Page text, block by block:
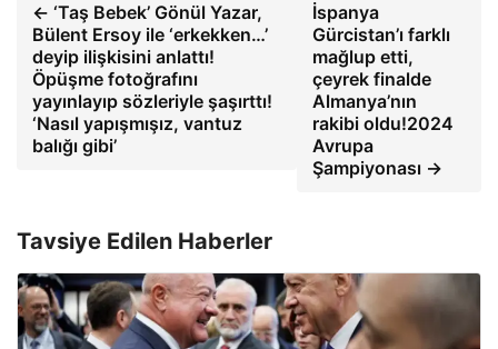
← ‘Taş Bebek’ Gönül Yazar,
Bülent Ersoy ile ‘erkekken…’
deyip ilişkisini anlattı!
Öpüşme fotoğrafını
yayınlayıp sözleriyle şaşırttı!
‘Nasıl yapışmışız, vantuz
balığı gibi’
İspanya
Gürcistan’ı farklı
mağlup etti,
çeyrek finalde
Almanya’nın
rakibi oldu!2024
Avrupa
Şampiyonası →
Tavsiye Edilen Haberler